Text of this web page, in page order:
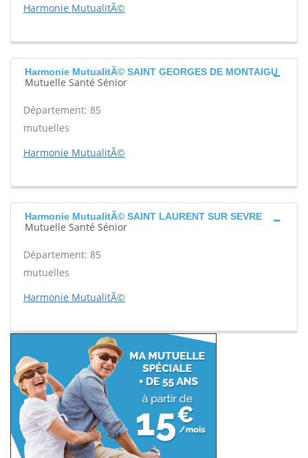
Harmonie MutualitÃ©
Harmonie MutualitÃ© SAINT GEORGES DE MONTAIGU
Mutuelle Santé Sénior
Département: 85
mutuelles
Harmonie MutualitÃ©
Harmonie MutualitÃ© SAINT LAURENT SUR SEVRE
Mutuelle Santé Sénior
Département: 85
mutuelles
Harmonie MutualitÃ©